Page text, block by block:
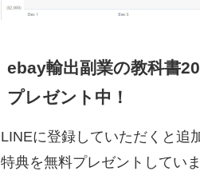
ebay輸出副業の教科書
プレゼント中！
LINEに登録していただくと追
特典を無料プレゼントしていま